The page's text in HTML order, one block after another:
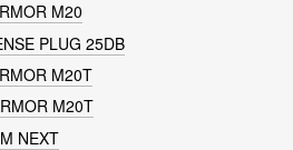
M20
PLUG 25DB
M20T
M20T
NEXT